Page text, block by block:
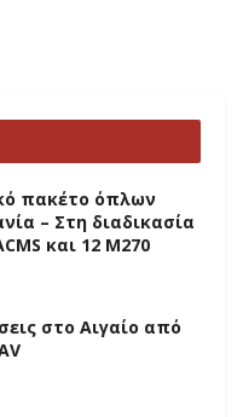
πακέτο όπλων
– Στη διαδικασία
και 12 M270
στο Αιγαίο από